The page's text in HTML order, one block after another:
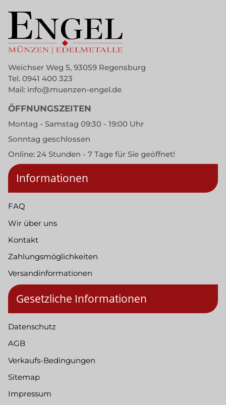
Weichser Weg 5, 93059 Regensburg
Tel. 0941 400 323
Mail: info@muenzen-engel.de
ÖFFNUNGSZEITEN
Montag - Samstag 09:30 - 19:00 Uhr
Sonntag geschlossen
Online: 24 Stunden - 7 Tage für Sie geöffnet!
Informationen
FAQ
Wir über uns
Kontakt
Zahlungsmöglichkeiten
Versandinformationen
Gesetzliche Informationen
Datenschutz
AGB
Verkaufs-Bedingungen
Sitemap
Impressum